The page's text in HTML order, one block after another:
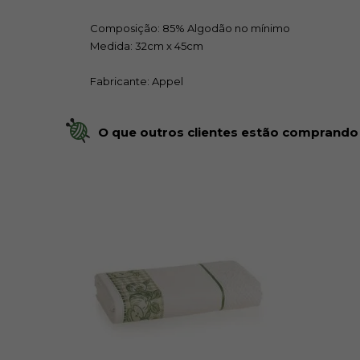
Composição: 85% Algodão no mínimo
Medida: 32cm x 45cm
Fabricante: Appel
O que outros clientes estão comprando